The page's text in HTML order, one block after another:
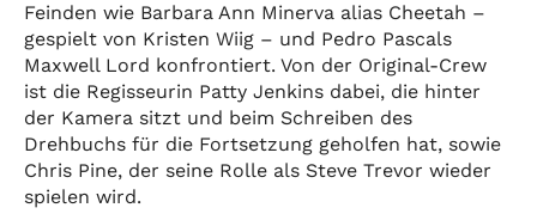
Feinden wie Barbara Ann Minerva alias Cheetah –
gespielt von Kristen Wiig – und Pedro Pascals
Maxwell Lord konfrontiert. Von der Original-Crew
ist die Regisseurin Patty Jenkins dabei, die hinter
der Kamera sitzt und beim Schreiben des
Drehbuchs für die Fortsetzung geholfen hat, sowie
Chris Pine, der seine Rolle als Steve Trevor wieder
spielen wird.